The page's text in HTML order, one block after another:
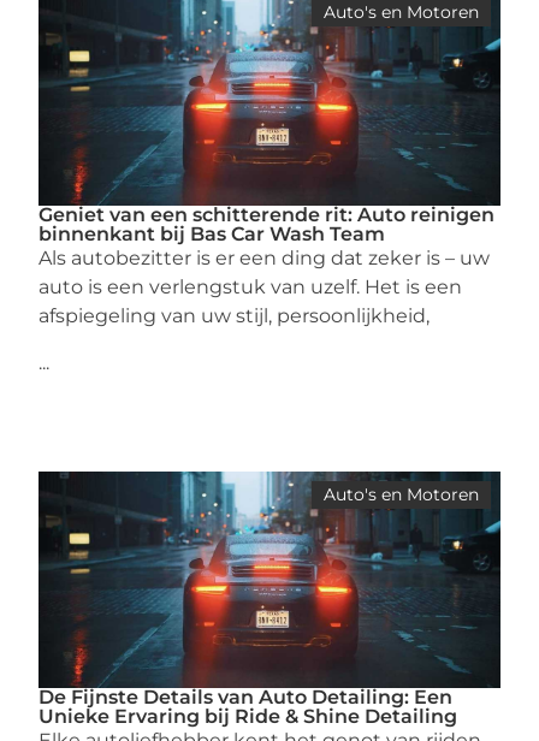
Auto's en Motoren
Geniet van een schitterende rit: Auto reinigen
binnenkant bij Bas Car Wash Team
Als autobezitter is er een ding dat zeker is – uw
auto is een verlengstuk van uzelf. Het is een
afspiegeling van uw stijl, persoonlijkheid,
...
Auto's en Motoren
De Fijnste Details van Auto Detailing: Een
Unieke Ervaring bij Ride & Shine Detailing